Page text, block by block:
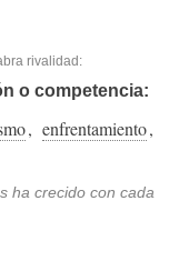
rivalidad:
o competencia:
, enfrentamiento,
ha crecido con cada